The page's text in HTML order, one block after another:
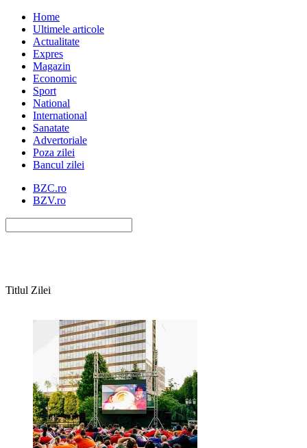
Home
Ultimele articole
Actualitate
Expres
Magazin
Economic
Sport
National
International
Sanatate
Advertoriale
Poza zilei
Bancul zilei
BZC.ro
BZV.ro
Titlul Zilei